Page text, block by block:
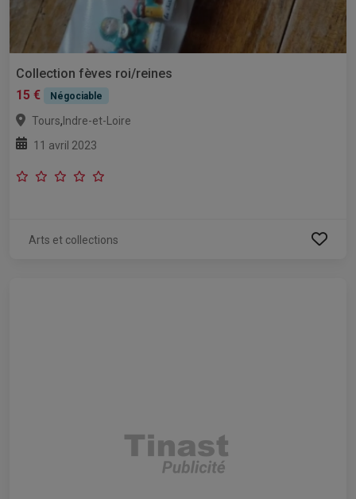
Collection fèves roi/reines
15 €
Négociable
Tours, Indre-et-Loire
11 avril 2023
Arts et collections